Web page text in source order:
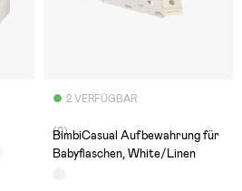
2 VERFÜGBAR
(0)
BimbiCasual Aufbewahrung für
Babyflaschen, White/Linen